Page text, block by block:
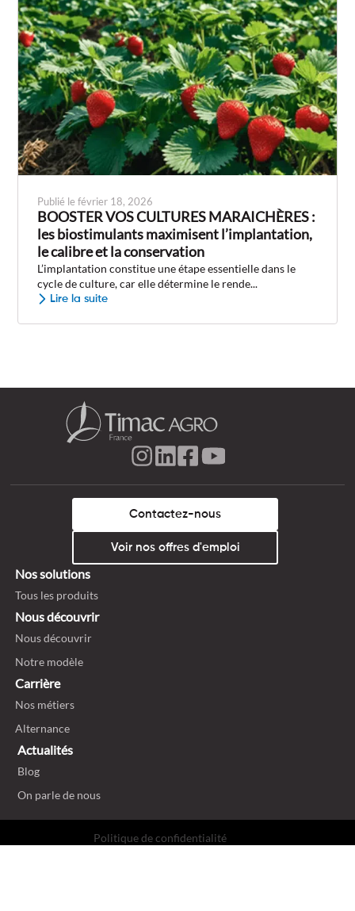
Publié le février 18, 2026
BOOSTER VOS CULTURES MARAICHÈRES :
les biostimulants maximisent l’implantation,
le calibre et la conservation
L’implantation constitue une étape essentielle dans le
cycle de culture, car elle détermine le rende...
Lire la suite
Nos solutions
Tous les produits
Nous découvrir
Nous découvrir
Notre modèle
Carrière
Nos métiers
Alternance
Actualités
Blog
On parle de nous
Contactez-nous
Voir nos offres d'emploi
Politique de confidentialité